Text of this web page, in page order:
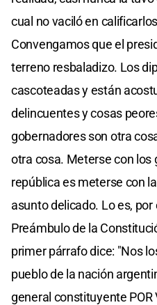
cual no vaciló en
Convengamos que el
terreno resbaladizo. Los
cascoteadas y están
delincuentes y cosas
gobernadores son otra
otra cosa. Meterse con los
república es meterse con
asunto delicado. Lo es, por
Preámbulo de la
primer párrafo dice: "Nos
pueblo de la nación
general constituyente POR